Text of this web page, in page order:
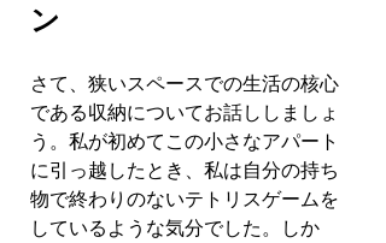
ン
さて、狭いスペースでの生活の核心
である収納についてお話ししましょ
う。私が初めてこの小さなアパート
に引っ越したとき、私は自分の持ち
物で終わりのないテトリスゲームを
しているような気分でした。しか